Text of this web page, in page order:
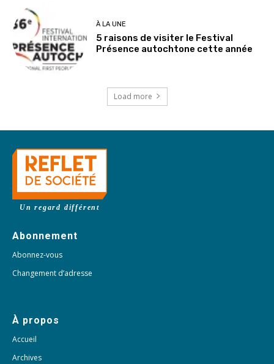
À LA UNE
5 raisons de visiter le Festival
Présence autochtone cette année
Load more
Un regard différent
Abonnement
Abonnez-vous
Changement d’adresse
À propos
Accueil
Archives